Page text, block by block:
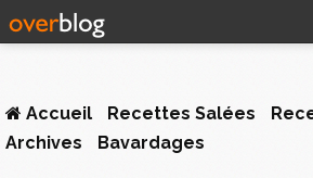
Accueil Recettes Salées
Archives
Bavardages